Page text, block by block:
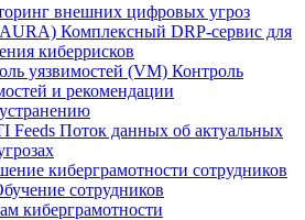
внешних цифровых угроз
Комплексный DRP-сервис для
киберрисков
уязвимостей (VM) Контроль
и рекомендации
Feeds Поток данных об актуальных
киберграмотности сотрудников
сотрудников
киберграмотности